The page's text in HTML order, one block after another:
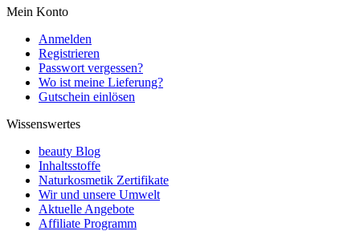
Mein Konto
Anmelden
Registrieren
Passwort vergessen?
Wo ist meine Lieferung?
Gutschein einlösen
Wissenswertes
beauty Blog
Inhaltsstoffe
Naturkosmetik Zertifikate
Wir und unsere Umwelt
Aktuelle Angebote
Affiliate Programm